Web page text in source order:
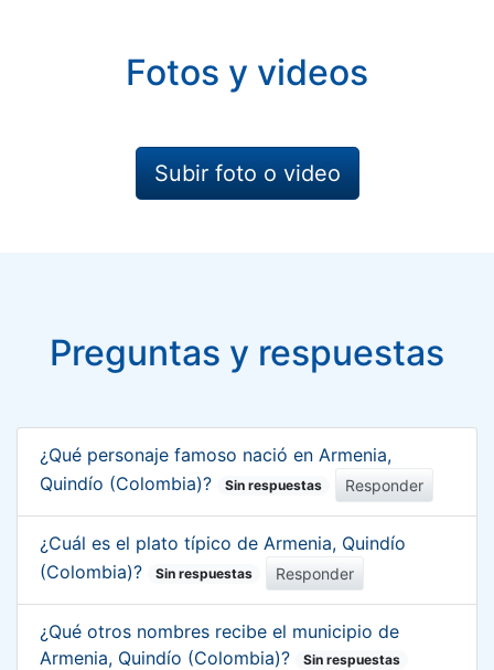
Fotos y videos
Subir foto o video
Preguntas y respuestas
¿Qué personaje famoso nació en Armenia,
Quindío (Colombia)?
Sin respuestas Responder
¿Cuál es el plato típico de Armenia, Quindío
(Colombia)?
Sin respuestas Responder
¿Qué otros nombres recibe el municipio de
Armenia, Quindío (Colombia)?
Sin respuestas